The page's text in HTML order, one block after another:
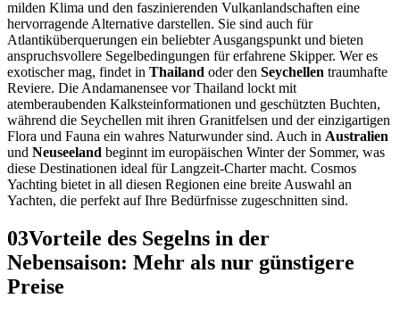
milden Klima und den faszinierenden Vulkanlandschaften eine
hervorragende Alternative darstellen. Sie sind auch für
Atlantiküberquerungen ein beliebter Ausgangspunkt und bieten
anspruchsvollere Segelbedingungen für erfahrene Skipper. Wer es
exotischer mag, findet in Thailand oder den Seychellen traumhafte
Reviere. Die Andamanensee vor Thailand lockt mit
atemberaubenden Kalksteinformationen und geschützten Buchten,
während die Seychellen mit ihren Granitfelsen und der einzigartigen
Flora und Fauna ein wahres Naturwunder sind. Auch in Australien
und Neuseeland beginnt im europäischen Winter der Sommer, was
diese Destinationen ideal für Langzeit-Charter macht. Cosmos
Yachting bietet in all diesen Regionen eine breite Auswahl an
Yachten, die perfekt auf Ihre Bedürfnisse zugeschnitten sind.
03Vorteile des Segelns in der
Nebensaison: Mehr als nur günstigere
Preise